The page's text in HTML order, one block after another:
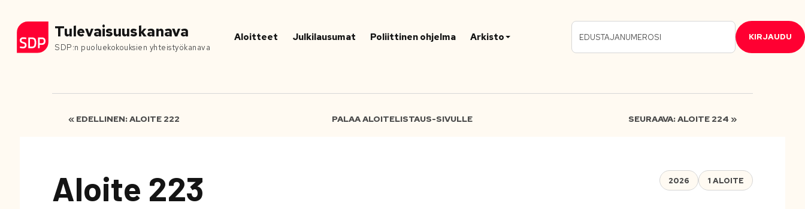
Tulevaisuuskanava
SDP:n puoluekokouksien yhteistyökanava
Aloitteet Julkilausumat Poliittinen ohjelma Arkisto KIRJAUDU
« EDELLINEN: ALOITE 222 PALAA ALOITELISTAUS-SIVULLE SEURAAVA: ALOITE 224 »
Aloite 223 2026 1 ALOITE